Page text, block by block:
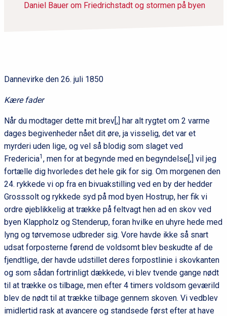
Daniel Bauer om Friedrichstadt og stormen på byen
Dannevirke den 26. juli 1850
Kære fader
Når du modtager dette mit brev[,] har alt rygtet om 2 varme
dages begivenheder nået dit øre, ja visselig, det var et
myrderi uden lige, og vel så blodig som slaget ved
Fredericia1 , men for at begynde med en begyndelse[,] vil jeg
fortælle dig hvorledes det hele gik for sig. Om morgenen den
24. rykkede vi op fra en bivuakstilling ved en by der hedder
Grosssolt og rykkede syd på mod byen Hostrup, her fik vi
ordre øjeblikkelig at trække på feltvagt hen ad en skov ved
byen Klappholz og Stenderup, foran hvilke en uhyre hede med
lyng og tørvemose udbreder sig. Vore havde ikke så snart
udsat forposterne førend de voldsomt blev beskudte af de
fjendtlige, der havde udstillet deres forpostlinie i skovkanten
og som sådan fortrinligt dækkede, vi blev tvende gange nødt
til at trække os tilbage, men efter 4 timers voldsom geværild
blev de nødt til at trække tilbage gennem skoven. Vi vedblev
imidlertid rask at avancere og standsede først efter at have